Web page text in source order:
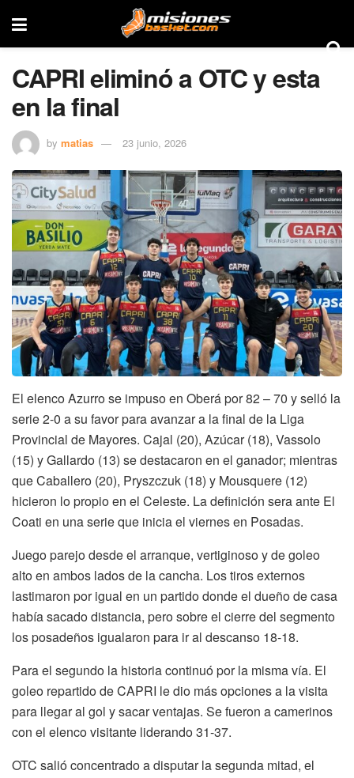
CAPRI eliminó a OTC y esta
en la final
by matias 23 junio, 2026
El elenco Azurro se impuso en Oberá por 82 – 70 y selló la
serie 2-0 a su favor para avanzar a la final de la Liga
Provincial de Mayores. Cajal (20), Azúcar (18), Vassolo
(15) y Gallardo (13) se destacaron en el ganador; mientras
que Caballero (20), Pryszczuk (18) y Mousquere (12)
hicieron lo propio en el Celeste. La definición sera ante El
Coati en una serie que inicia el viernes en Posadas.
Juego parejo desde el arranque, vertiginoso y de goleo
alto en ambos lados de la cancha. Los tiros externos
lastimaron por igual en un partido donde el dueño de casa
había sacado distancia, pero sobre el cierre del segmento
los posadeños igualaron para ir al descanso 18-18.
Para el segundo la historia continuó por la misma vía. El
goleo repartido de CAPRI le dio más opciones a la visita
para llegar al gol y sacar ventajas. Se fueron a camerinos
con el elenco visitante liderando 31-37.
OTC salió concentrado a disputar la segunda mitad, el